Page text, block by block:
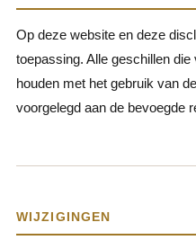
Op deze website en deze
toepassing. Alle geschillen
houden met het gebruik van
voorgelegd aan de bevoegde
WIJZIGINGEN